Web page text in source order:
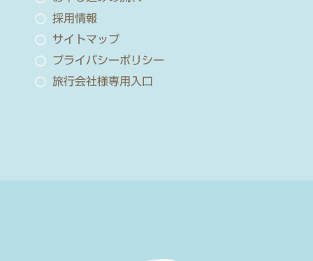
採用情報
サイトマップ
プライバシーポリシー
旅行会社様専用入口